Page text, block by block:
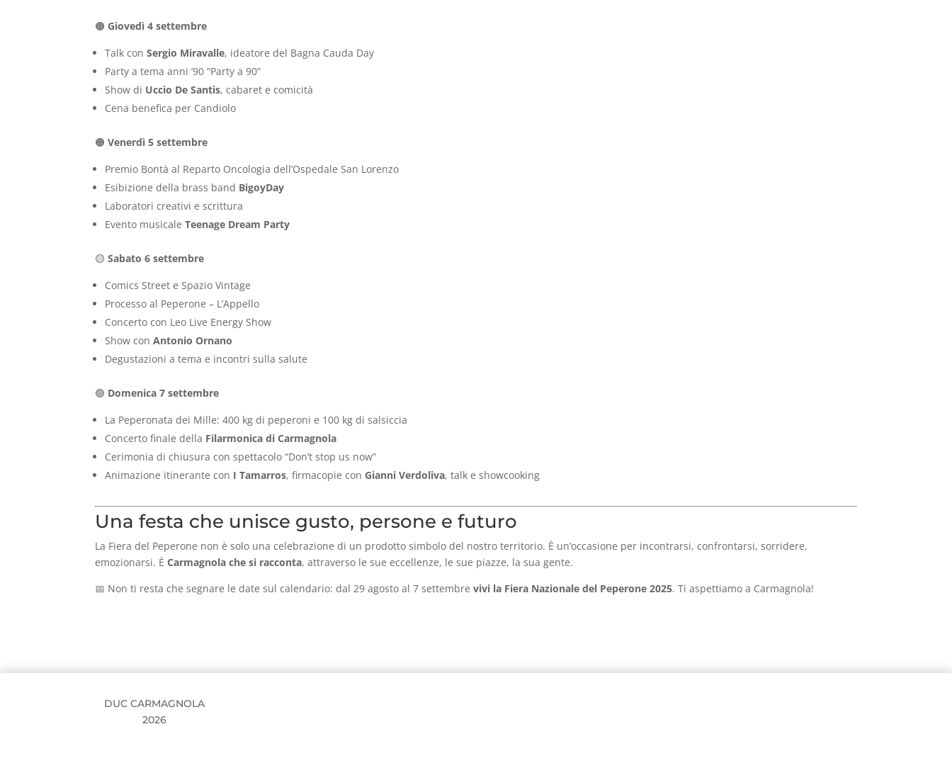
🟤 Giovedì 4 settembre
Talk conSergio Miravalle, ideatore del Bagna Cauda Day
Party a tema anni ’90 “Party a 90”
Show di Uccio De Santis, cabaret e comicità
Cena benefica per Candiolo
🟠Venerdì 5 settembre
Premio Bontà al Reparto Oncologia dell’Ospedale San Lorenzo
Esibizione della brass band BigoyDay
Laboratori creativi e scrittura
Evento musicaleTeenage Dream Party
🟡Sabato 6 settembre
Comics Street e Spazio Vintage
Processo al Peperone – L’Appello
Concerto con Leo Live Energy Show
Show conAntonio Ornano
Degustazioni a tema e incontri sulla salute
🟢 Domenica 7 settembre
La Peperonata dei Mille: 400 kg di peperoni e 100 kg di salsiccia
Concerto finale della Filarmonica di Carmagnola
Cerimonia di chiusura con spettacolo “Don’t stop us now”
Animazione itinerante con I Tamarros, firmacopie con Gianni Verdoliva, talk e showcooking
Una festa che unisce gusto, persone e futuro
La Fiera del Peperone non è solo una celebrazione di un prodotto simbolo del nostro territorio. È un’occasione per incontrarsi, confrontarsi, sorridere,
emozionarsi. ÈCarmagnola che si racconta, attraverso le sue eccellenze, le sue piazze, la sua gente.
📅 Non ti resta che segnare le date sul calendario: dal 29 agosto al 7 settembrevivi la Fiera Nazionale del Peperone 2025. Ti aspettiamo a Carmagnola!
DUC CARMAGNOLA
2026